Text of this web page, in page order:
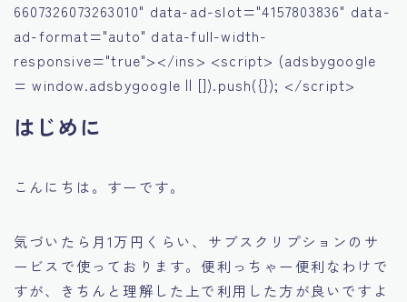
6607326073263010" data-ad-slot="4157803836" data-
ad-format="auto" data-full-width-
responsive="true"></ins> <script> (adsbygoogle
= window.adsbygoogle || []).push({}); </script>
はじめに
こんにちは。すーです。
気づいたら月1万円くらい、サブスクリプションのサ
ービスで使っております。便利っちゃー便利なわけで
すが、きちんと理解した上で利用した方が良いですよ